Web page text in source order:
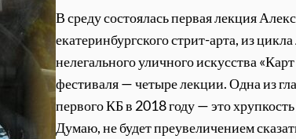
В среду состоялась первая лекция
екатеринбургского стрит-арта, из
нелегального уличного искусства
фестиваля — четыре лекции. Одна из
первого КБ в 2018 году — это
Думаю, не будет преувеличением